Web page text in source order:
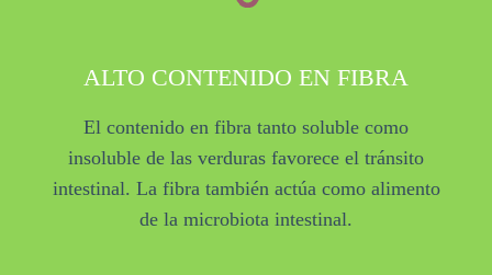
ALTO CONTENIDO EN FIBRA
El contenido en fibra tanto soluble como
insoluble de las verduras favorece el tránsito
intestinal. La fibra también actúa como alimento
de la microbiota intestinal.